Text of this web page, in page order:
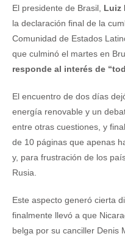
El presidente de Brasil, Luiz
la declaración final de la
Comunidad de Estados
que culminó el martes en
responde al interés de
El encuentro de dos días
energía renovable y un
entre otras cuestiones, y
de 10 páginas que apenas
y, para frustración de los
Rusia.
Este aspecto generó cierta
finalmente llevó a que
belga por su canciller Denis